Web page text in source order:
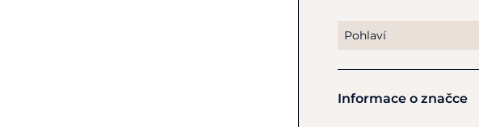
den.
Pokyny k péči: Lze prát
Pohlaví
Informace o značce